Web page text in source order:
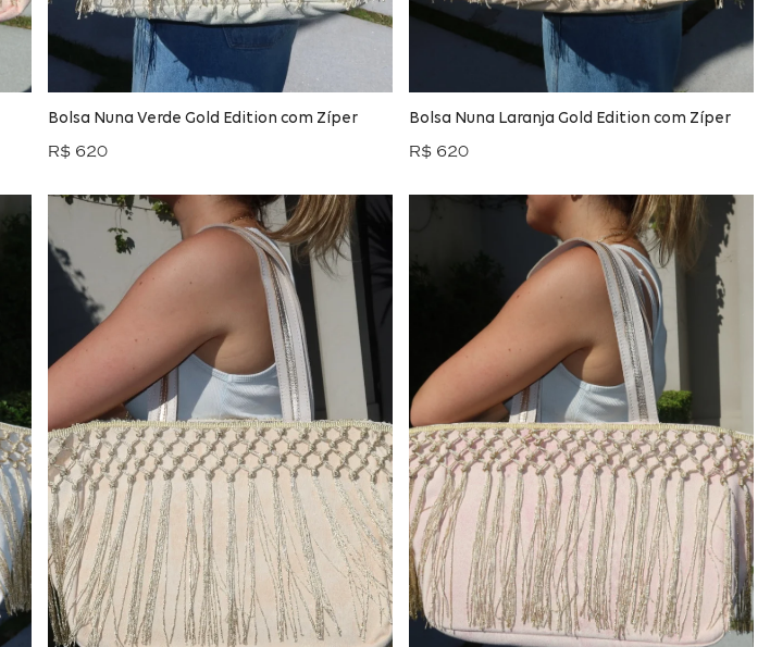
Bolsa Nuna Verde Gold Edition com Zíper
R$ 620
Bolsa Nuna Laranja Gold Edition com Zíper
R$ 620